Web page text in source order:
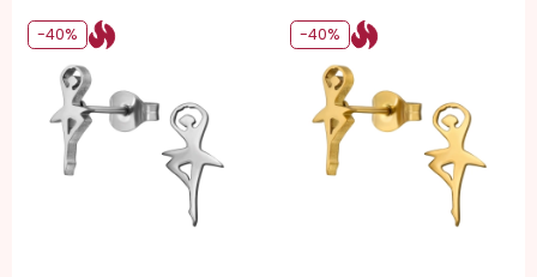
-40% -40%